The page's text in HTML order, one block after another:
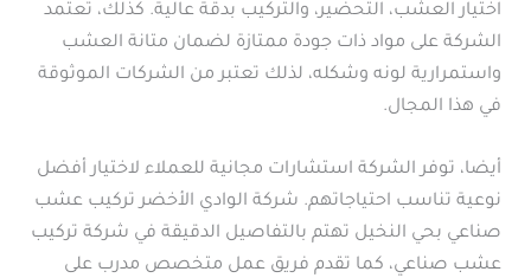
اختيار العشب، التحضير، والتركيب بدقة عالية. كذلك، تعتمد
الشركة على مواد ذات جودة ممتازة لضمان متانة العشب
واستمرارية لونه وشكله، لذلك تعتبر من الشركات الموثوقة
في هذا المجال.
أيضا، توفر الشركة استشارات مجانية للعملاء لاختيار أفضل
نوعية تناسب احتياجاتهم. شركة الوادي الأخضر تركيب عشب
صناعي بحي النخيل تهتم بالتفاصيل الدقيقة في شركة تركيب
عشب صناعي، كما تقدم فريق عمل متخصص مدرب على